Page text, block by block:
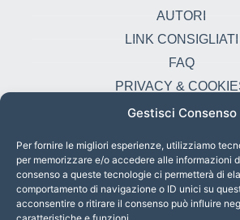
Gestisci Consenso
Per fornire le migliori esperienze, utilizziamo
per memorizzare e/o accedere alle informazioni
consenso a queste tecnologie ci permetterà di
comportamento di navigazione o ID unici su
acconsentire o ritirare il consenso può influire
AUTORI
LINK CONSIGLIATI
FAQ
PRIVACY &
+39 06 67 02
Largo Angelicum 1, 00184